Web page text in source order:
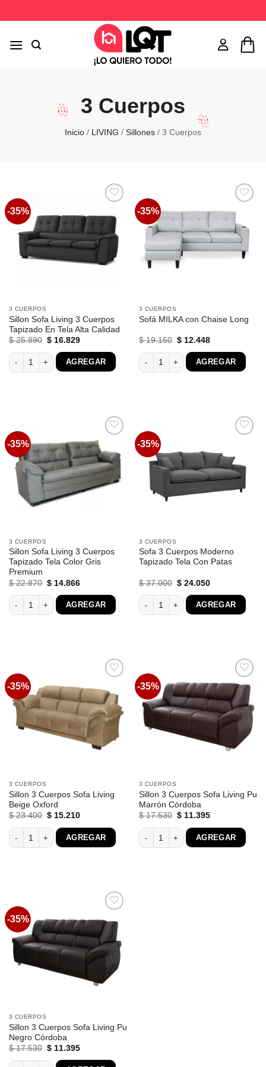
al
3 Cuerpos
Inicio / LIVING / Sillones / 3 Cuerpos
-35%
3 CUERPOS
Sillon Sofa Living 3 Cuerpos
Tapizado En Tela Alta Calidad
$25.890 El
original
era:
$ 25.890.
$16.829El
es:
$ 16.829.
Sillon Sofa Living 3 Cuerpos Tapizado En Tela Alta Calidad cantidad
AGREGAR
-35% Favoritos
3 CUERPOS
Sofá MILKA con Chaise Long
$19.150 El
original
era:
$ 19.150.
$12.448El
es:
$ 12.448.
Sofá MILKA con Chaise Long
AGREGAR
-35% Favoritos
3 CUERPOS
Sillon Sofa Living 3 Cuerpos
Tapizado Tela Color Gris
Premium
$22.870 El
original
era:
$ 22.870.
$14.866El
actual
es:
$ 14.866.
Sillon Sofa Living 3 Cuerpos Tapizado Tela Color Gris Premium cantidad
AGREGAR
-35%
3 CUERPOS
Sofa 3 Cuerpos Moderno
Tapizado Tela Con Patas
$37.000 El
original
era:
$ 37.000.
$24.050El
actual
es:
$ 24.050.
Sofa 3 Cuerpos Moderno Tapizado
AGREGAR
-35%
3 CUERPOS
Sillon 3 Cuerpos Sofa Living
Beige Oxford
$23.400 El
original
era:
$ 23.400.
$15.210El
actual
es:
$ 15.210.
Sillon 3 Cuerpos Sofa Living Beige Oxford cantidad
AGREGAR
-35% Favoritos
3 CUERPOS
Sillon 3 Cuerpos Sofa Living Pu
Marrón Córdoba
$17.530 El
original
era:
$ 17.530.
$11.395El
actual
es:
$ 11.395.
Sillon 3 Cuerpos Sofa Living Pu
AGREGAR
-35% Favoritos
3 CUERPOS
Sillon 3 Cuerpos Sofa Living Pu
Negro Córdoba
$17.530 El
original
$11.395El
Sillon 3 Cuerpos Sofa Living Pu Negro Córdoba cantidad